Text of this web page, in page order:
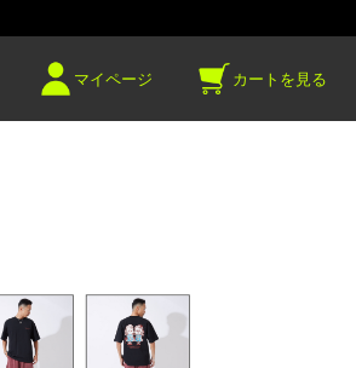
マイページ カートを見る